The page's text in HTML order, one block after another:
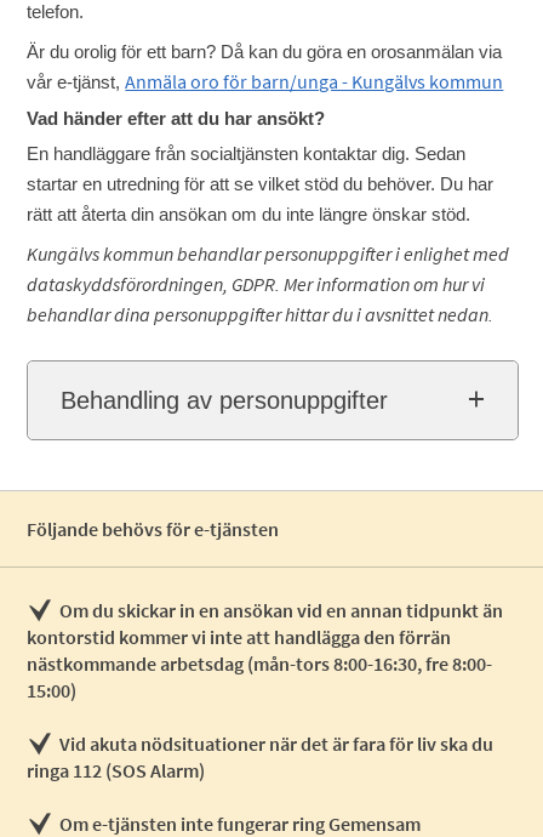
telefon.
Är du orolig för ett barn? Då kan du göra en orosanmälan via
vår e-tjänst,Anmäla oro för barn/unga - Kungälvs kommun
Vad händer efter att du har ansökt?
En handläggare från socialtjänsten kontaktar dig. Sedan
startar en utredning för att se vilket stöd du behöver. Du har
rätt att återta din ansökan om du inte längre önskar stöd.
Kungälvs kommun behandlar personuppgifter i enlighet med
dataskyddsförordningen, GDPR. Mer information om hur vi
behandlar dina personuppgifter hittar du i avsnittet nedan.
Behandling av personuppgifter
Följande behövs för e-tjänsten
Om du skickar in en ansökan vid en annan tidpunkt än
kontorstid kommer vi inte att handlägga den förrän
nästkommande arbetsdag (mån-tors 8:00-16:30, fre 8:00-
15:00)
Vid akuta nödsituationer när det är fara för liv ska du
ringa 112 (SOS Alarm)
Om e-tjänsten inte fungerar ring Gemensam